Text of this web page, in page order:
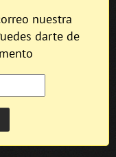
nuestra
darte de